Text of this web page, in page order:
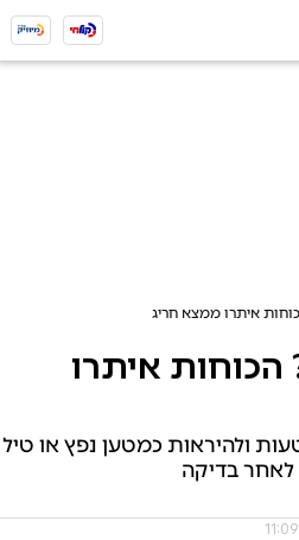
איתרו ממצא חריג
הכוחות איתרו
ולהיראות כמטען נפץ או טיל
בדיקה